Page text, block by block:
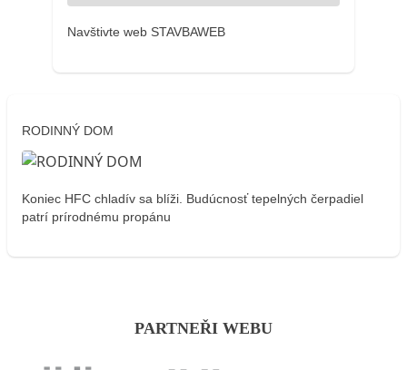
Navštivte web STAVBAWEB
RODINNÝ DOM
Koniec HFC chladív sa blíži. Budúcnosť tepelných čerpadiel
patrí prírodnému propánu
PARTNEŘI WEBU